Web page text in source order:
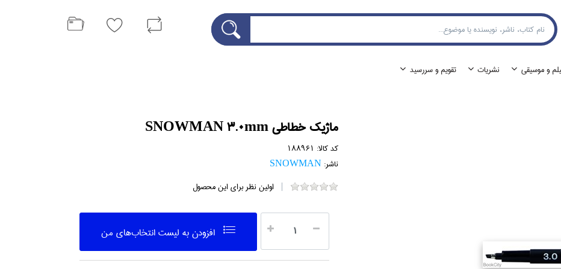
و موسيقي نشريات
تقويم و سررسيد
ماژيك خطاطي SNOWMAN 3.0mm
کد کالا: 188961
ناشر: SNOWMAN
اولین نظر برای این محصول
افزودن به ليست انتخاب‌هاي من